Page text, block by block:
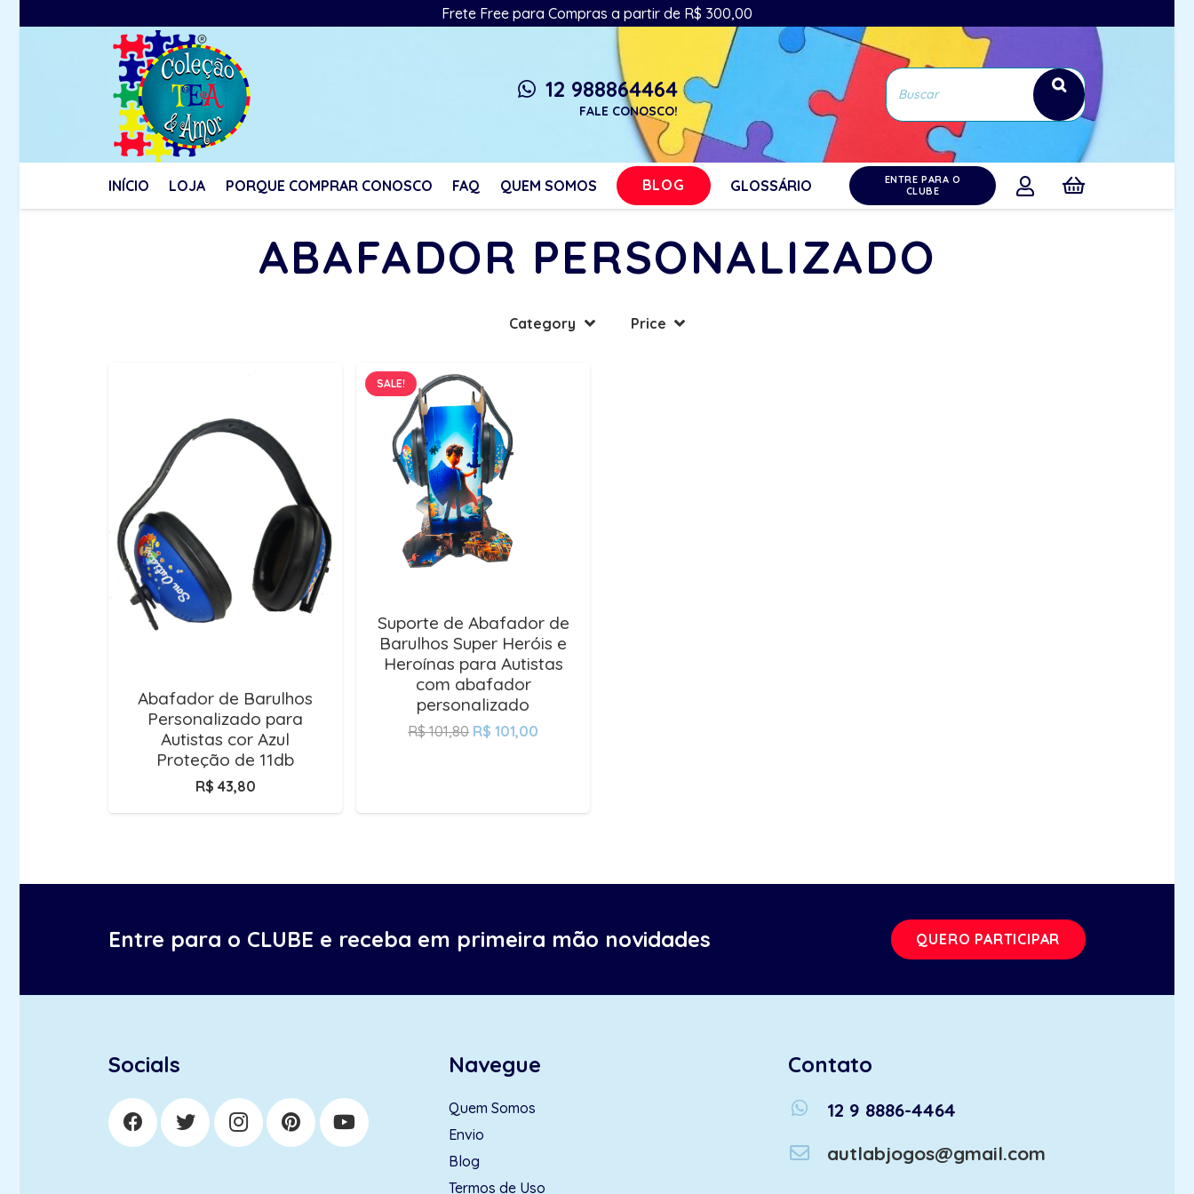
Frete Free para Compras a partir de R$ 300,00
whatsapp 12 988864464
FALE CONOSCO!
INÍCIO LOJA PORQUE COMPRAR CONOSCO FAQ QUEM SOMOS BLOG GLOSSÁRIO
ENTRE PARA O
CLUBE
ABAFADOR PERSONALIZADO
Category Price
Abafador de Barulhos
Personalizado para
Autistas cor Azul
Proteção de 11db
R$ 43,80
SALE!
Suporte de Abafador de
Barulhos Super Heróis e
Heroínas para Autistas
com abafador
personalizado
R$101,80 R$ 101,00
Entre para o CLUBE e receba em primeira mão novidades QUERO PARTICIPAR
Socials Navegue
Quem Somos
Envio
Blog
Termos de Uso
Contato
whatsapp
12 9 8886-4464
autlabjogos@gmail.com